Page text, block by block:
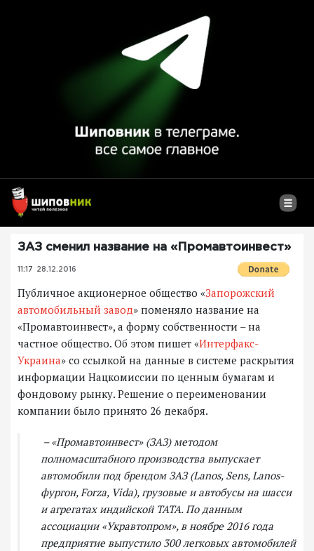
ЗАЗ сменил название на «Промавтоинвест»
11:17 28.12.2016
Публичное акционерное общество «Запорожский
автомобильный завод» поменяло название на
«Промавтоинвест», а форму собственности – на
частное общество. Об этом пишет «Интерфакс-
Украина» со ссылкой на данные в системе раскрытия
информации Нацкомиссии по ценным бумагам и
фондовому рынку. Решение о переименовании
компании было принято 26 декабря.
– «Промавтоинвест» (ЗАЗ) методом
полномасштабного производства выпускает
автомобили под брендом ЗАЗ (Lanos, Sens, Lanos-
фургон, Forzа, Vida), грузовые и автобусы на шасси
и агрегатах индийской ТАТА. По данным
ассоциации «Укравтопром», в ноябре 2016 года
предприятие выпустило 300 легковых автомобилей